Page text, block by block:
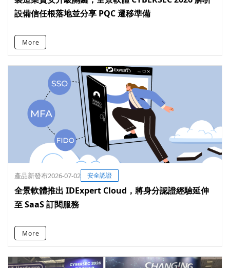
設備信任根落地並分享 PQC 遷移準備
More
產品新發布2026-07-02 安全認證
全景軟體推出 IDExpert Cloud，將身分認證經驗延伸
至 SaaS 訂閱服務
More